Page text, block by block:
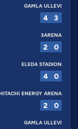
GAMLA ULLEVI
4 3
3ARENA
2 0
ELEDA STADION
4 0
ENERGY ARENA
2 0
GAMLA ULLEVI